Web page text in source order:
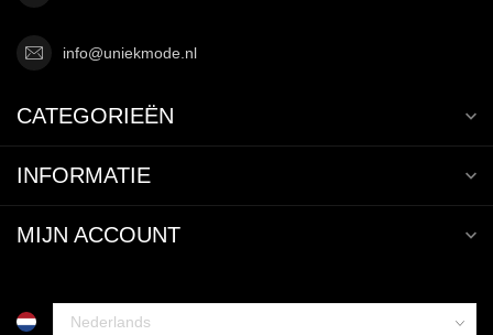
info@uniekmode.nl
CATEGORIEËN
INFORMATIE
MIJN ACCOUNT